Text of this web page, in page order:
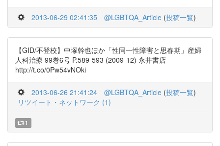
2013-06-29 02:41:35 @LGBTQA_Article (投稿一覧)
【GID/不登校】中塚幹也ほか「性同一性障害と思春期」産婦
人科治療 99巻6号 P.589-593 (2009-12) 永井書店
http://t.co/0Pw54vNOki
2013-06-26 21:41:24 @LGBTQA_Article (投稿一覧)
リツイート・ネットワーク (1)
1